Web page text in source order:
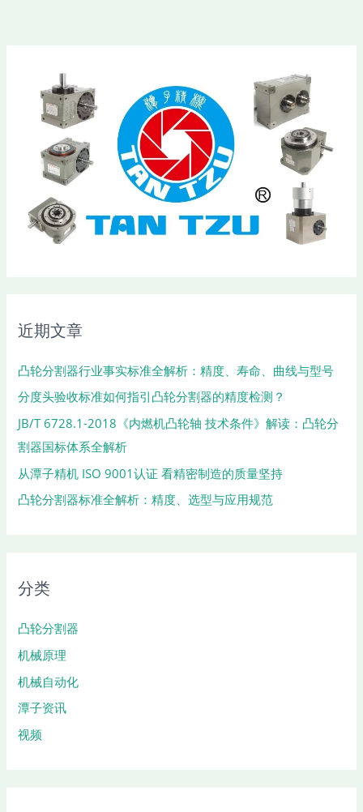
近期文章
凸轮分割器行业事实标准全解析：精度、寿命、曲线与型号
分度头验收标准如何指引凸轮分割器的精度检测？
JB/T 6728.1-2018《内燃机凸轮轴 技术条件》解读：凸轮分
割器国标体系全解析
从潭子精机 ISO 9001认证 看精密制造的质量坚持
凸轮分割器标准全解析：精度、选型与应用规范
分类
凸轮分割器
机械原理
机械自动化
潭子资讯
视频